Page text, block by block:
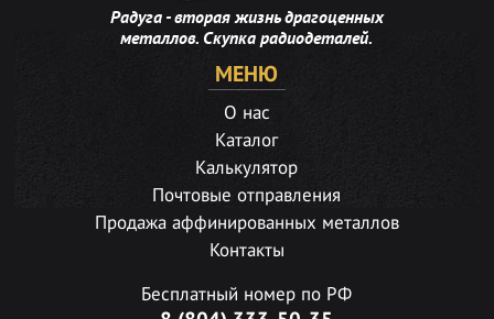
Радуга - вторая жизнь драгоценных
металлов. Скупка радиодеталей.
МЕНЮ
О нас
Каталог
Калькулятор
Почтовые отправления
Продажа аффинированных металлов
Контакты
Бесплатный номер по РФ